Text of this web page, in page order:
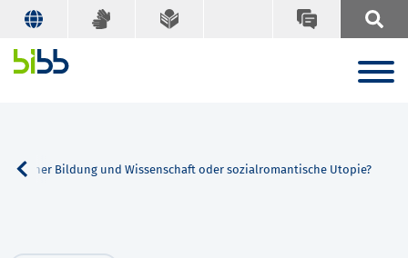
Bildung und Wissenschaft oder sozialromantische Utopie?